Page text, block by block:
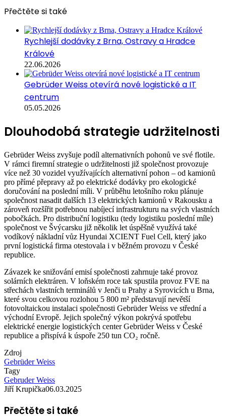
Přečtěte si také
Rychlejší dodávky z Brna, Ostravy a Hradce
Králové
22.06.2026
Gebrüder Weiss otevírá nové logistické a IT
centrum
05.05.2026
Dlouhodobá strategie udržitelnosti
Gebrüder Weiss zvyšuje podíl alternativních pohonů ve své flotile.
V rámci firemní strategie o udržitelnosti již společnost provozuje
více než 30 vozidel využívajících alternativní pohon – od kamionů
pro přímé přepravy až po elektrické dodávky pro ekologické
doručování na poslední míli. V průběhu letošního roku plánuje
společnost nasadit dalších 13 elektrických kamionů v Rakousku a
zároveň rozšířit potřebnou nabíjecí infrastrukturu na svých vlastních
pobočkách. Pro distribuční logistiku (tedy logistiku poslední míle)
společnost ve Švýcarsku již několik let úspěšně využívá také
vodíkový nákladní vůz Hyundai XCIENT Fuel Cell, který jako
první logistická firma otestovala i v běžném provozu v České
republice.
Závazek ke snižování emisí společnosti zahrnuje také provoz
solárních elektráren. V loňském roce tak spustila provoz FVE na
střechách vlastních terminálů v Jenči u Prahy a Syrovicích u Brna,
které svou celkovou rozlohou 5 800 m² představují nevětší
fotovoltaickou instalaci společnosti Gebrüder Weiss ve střední a
východní Evropě. Jejich společný výkon pokrývá spotřebu
elektrické energie logistických center Gebrüder Weiss v České
republice a přispívá k úspoře 250 tun CO₂ ročně.
Zdroj
Gebrüder Weiss
Tagy
Gebruder Weiss
Jiří Krupička06.03.2025
Přečtěte si také